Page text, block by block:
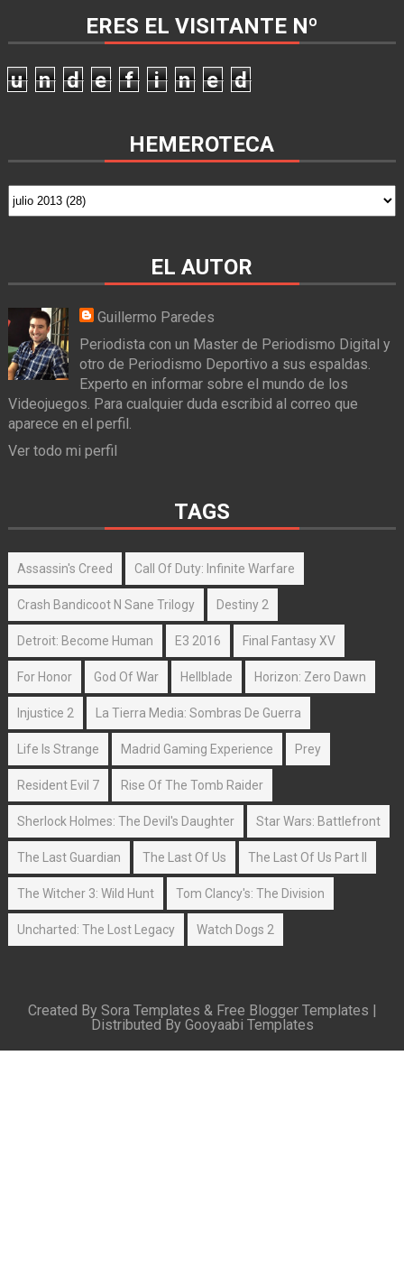
ERES EL VISITANTE Nº
u n d e f i n e d
HEMEROTECA
EL AUTOR
Guillermo Paredes
Periodista con un Master de Periodismo Digital y
otro de Periodismo Deportivo a sus espaldas.
Experto en informar sobre el mundo de los
Videojuegos. Para cualquier duda escribid al correo que
aparece en el perfil.
Ver todo mi perfil
TAGS
Assassin's Creed Call Of Duty: Infinite Warfare
Crash Bandicoot N Sane Trilogy Destiny 2
Detroit: Become Human E3 2016 Final Fantasy XV
For Honor God Of War Hellblade Horizon: Zero Dawn
Injustice 2 La Tierra Media: Sombras De Guerra
Life Is Strange Madrid Gaming Experience Prey
Resident Evil 7 Rise Of The Tomb Raider
Sherlock Holmes: The Devil's Daughter Star Wars: Battlefront
The Last Guardian The Last Of Us The Last Of Us Part II
The Witcher 3: Wild Hunt Tom Clancy's: The Division
Uncharted: The Lost Legacy Watch Dogs 2
Created By Sora Templates & Free Blogger Templates
Distributed By Gooyaabi Templates